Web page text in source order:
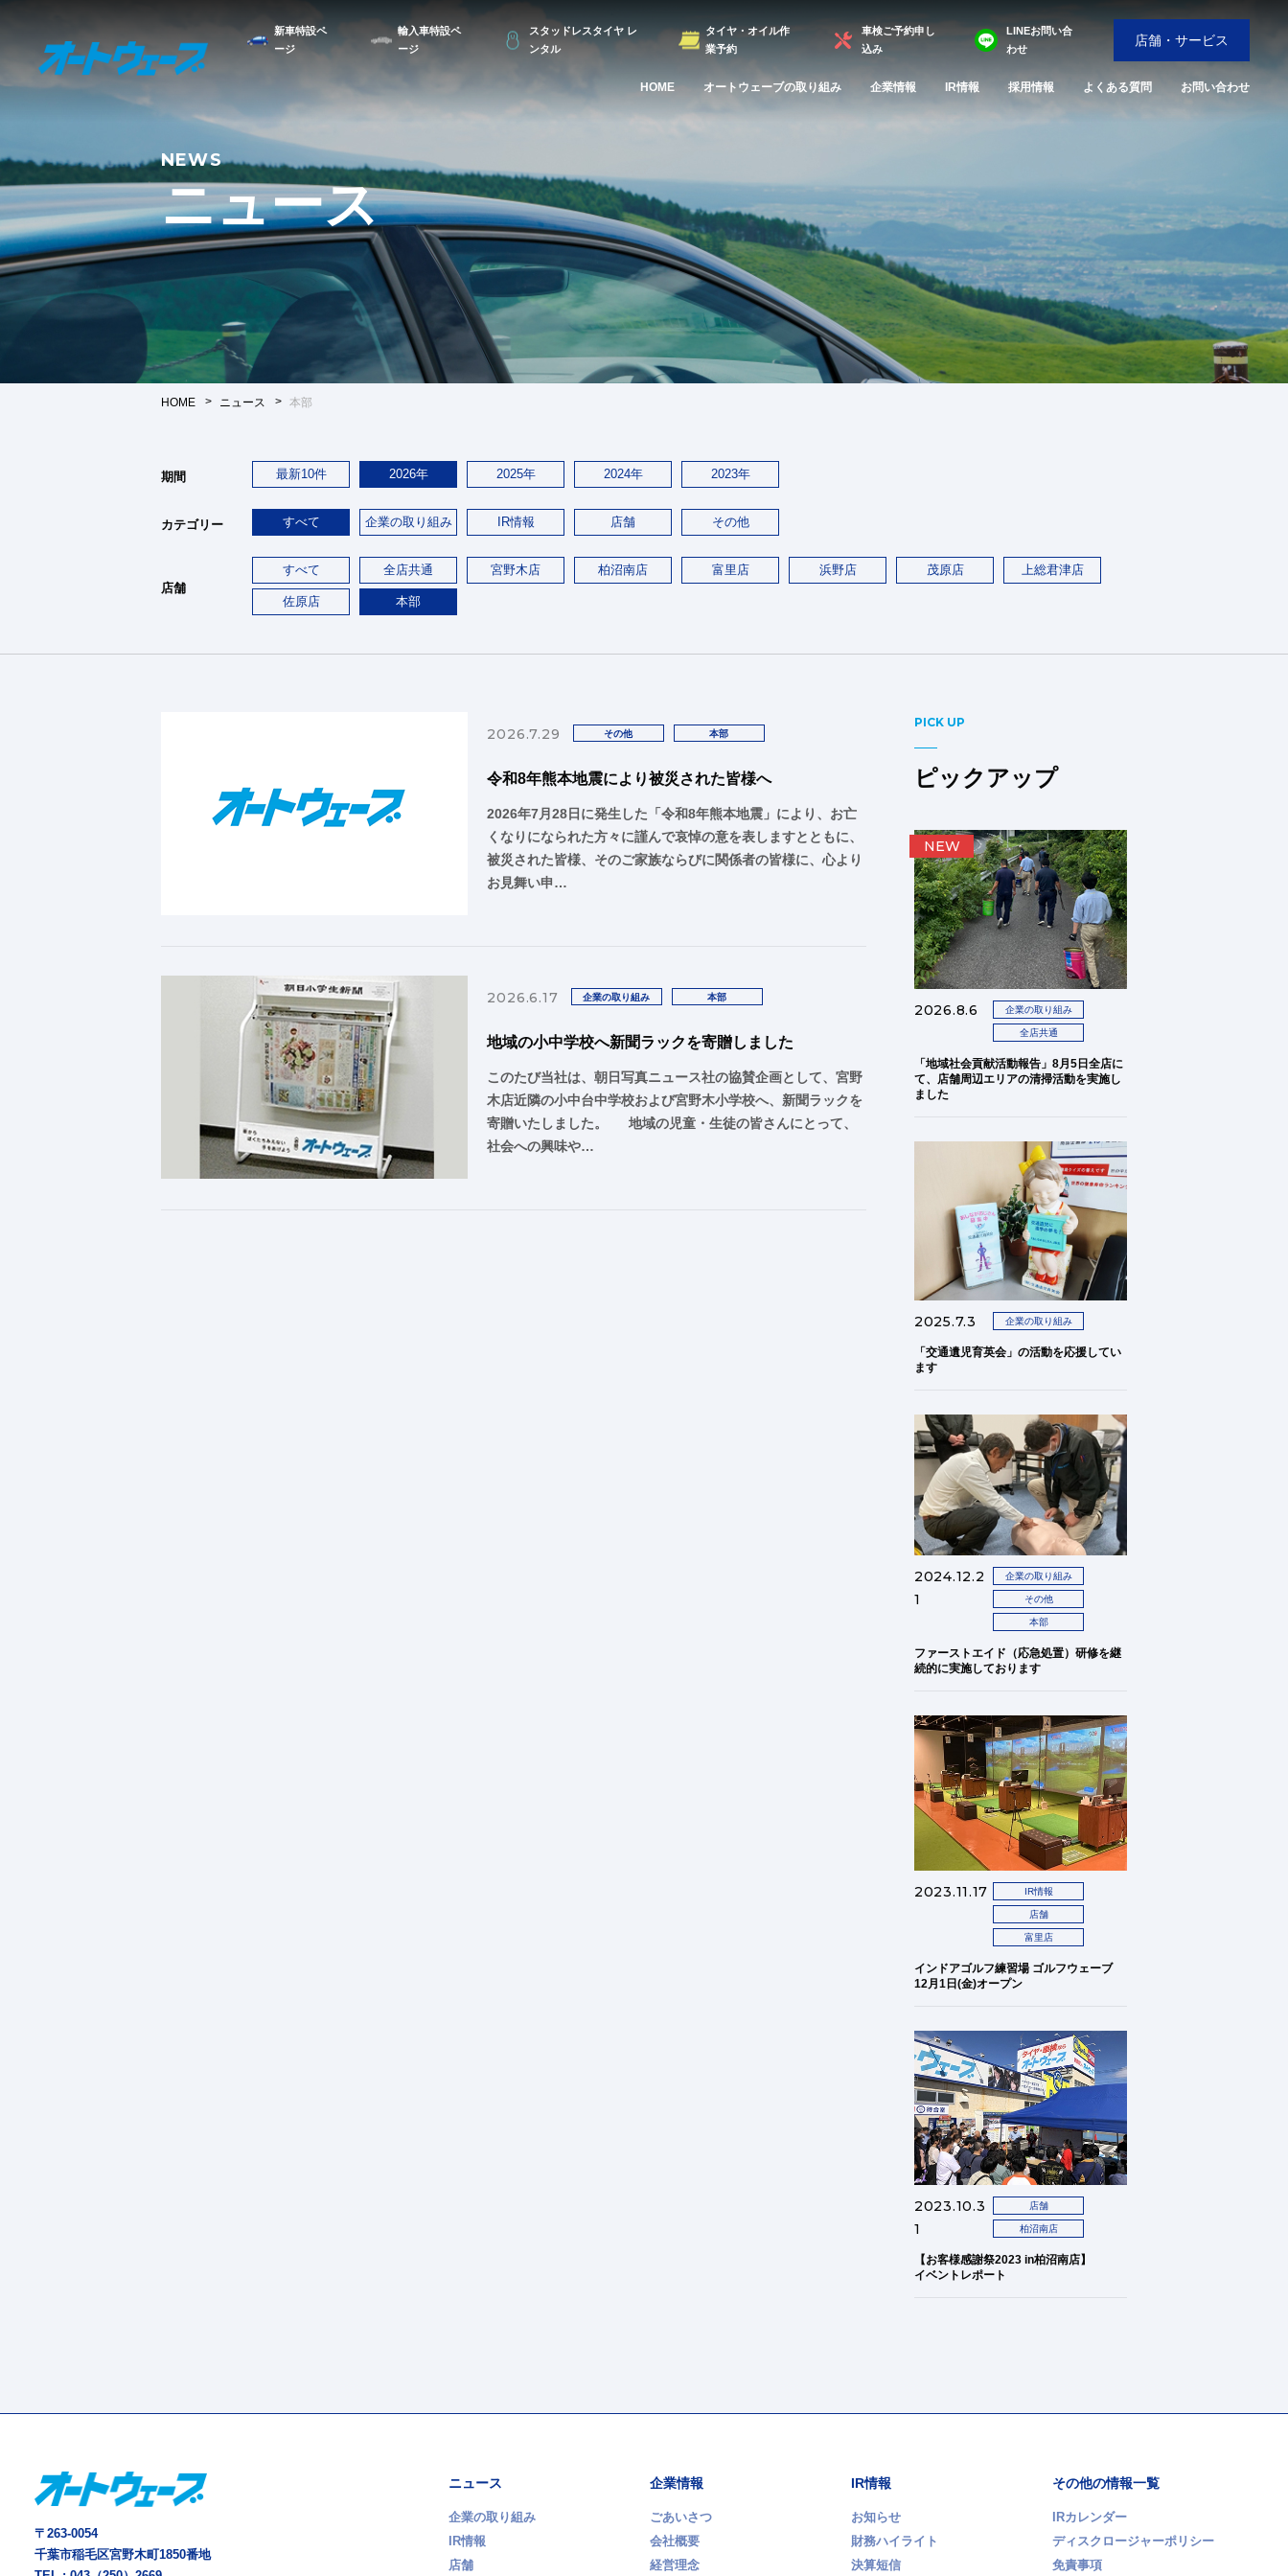
新車特設ペ
ージ
輸入車特設ペ
ージ
スタッドレスタイヤ レ
ンタル
タイヤ・オイル作
業予約
車検ご予約申し
込み
LINEお問い合
わせ
店舗・サービス
HOME オートウェーブの取り組み 企業情報 IR情報 採用情報 よくある質問 お問い合わせ
NEWS
ニュース
HOME ニュース 本部
期間 最新10件 2026年 2025年 2024年 2023年
カテゴリー すべて 企業の取り組み IR情報 店舗 その他
店舗
すべて 全店共通 宮野木店 柏沼南店 富里店 浜野店 茂原店 上総君津店
佐原店 本部
2026.7.29 その他 本部
令和8年熊本地震により被災された皆様へ
2026年7月28日に発生した「令和8年熊本地震」により、お亡
くなりになられた方々に謹んで哀悼の意を表しますとともに、
被災された皆様、そのご家族ならびに関係者の皆様に、心より
お見舞い申…
2026.6.17 企業の取り組み 本部
地域の小中学校へ新聞ラックを寄贈しました
このたび当社は、朝日写真ニュース社の協賛企画として、宮野
木店近隣の小中台中学校および宮野木小学校へ、新聞ラックを
寄贈いたしました。 地域の児童・生徒の皆さんにとって、
社会への興味や…
PICK UP
ピックアップ
2026.8.6 企業の取り組み
全店共通
「地域社会貢献活動報告」8月5日全店に
て、店舗周辺エリアの清掃活動を実施し
ました
NEW
2025.7.3 企業の取り組み
「交通遺児育英会」の活動を応援してい
ます
2024.12.2
1
企業の取り組み
その他
本部
ファーストエイド（応急処置）研修を継
続的に実施しております
2023.11.17 IR情報
店舗
富里店
インドアゴルフ練習場 ゴルフウェーブ
12月1日(金)オープン
2023.10.3
1
店舗
柏沼南店
【お客様感謝祭2023 in柏沼南店】
イベントレポート
〒263-0054
千葉市稲毛区宮野木町1850番地
ニュース
企業の取り組み
IR情報
店舗
企業情報
ごあいさつ
会社概要
経営理念
IR情報
お知らせ
財務ハイライト
決算短信
その他の情報一覧
IRカレンダー
ディスクロージャーポリシー
免責事項